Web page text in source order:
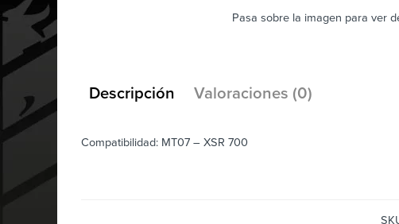
Pasa sobre la imagen para ver
Descripción Valoraciones (0)
Compatibilidad: MT07 – XSR 700